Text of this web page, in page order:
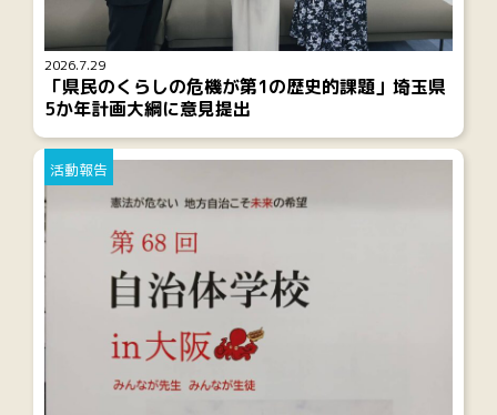
2026.7.29
「県民のくらしの危機が第1の歴史的課題」埼玉県
5か年計画大綱に意見提出
活動報告